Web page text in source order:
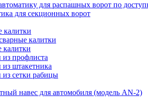
для распашных ворот по
для секционных ворот
калитки
калитки
калитки
профлиста
штакетника
из сетки рабицы
навес для автомобиля (модель AN-2)